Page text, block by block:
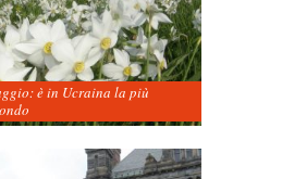
è in Ucraina la più